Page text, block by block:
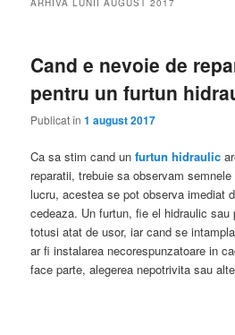
Cand e nevoie de
pentru un furtun
Publicat în1 august 2017
Ca sa stim cand unfurtun hidraulic
reparatii, trebuie sa observam
lucru, acestea se pot observa imediat
cedeaza. Un furtun, fie el hidraulic sau
totusi atat de usor, iar cand se
ar fi instalarea necorespunzatoare in
face parte, alegerea nepotrivita sau